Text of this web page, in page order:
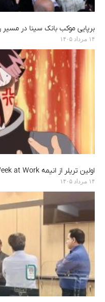
برپایی موکب بانک سینا در مسیر
۱۴ مرداد ۱۴۰۵
اولین تریلر از انیمه Kaiju No. 8: Narumi’s Week at Work منتشر شد
۱۴ مرداد ۱۴۰۵